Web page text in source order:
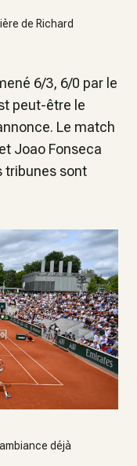
de Richard
6/3, 6/0 par le
peut-être le
Le match
et Joao Fonseca
tribunes sont
déjà